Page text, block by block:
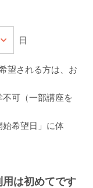
日
望される方は、お
可（一部講座を
希望日」に体
は初めてです